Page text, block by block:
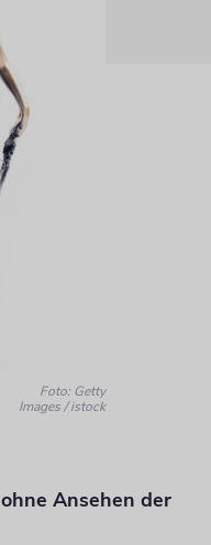
Foto: Getty
Images / istock
Ansehen der